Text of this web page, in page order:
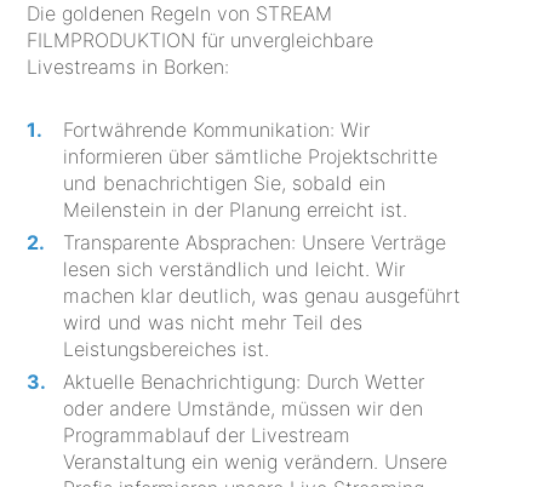
Die goldenen Regeln von STREAM
FILMPRODUKTION für unvergleichbare
Livestreams in Borken:
Fortwährende Kommunikation: Wir
informieren über sämtliche Projektschritte
und benachrichtigen Sie, sobald ein
Meilenstein in der Planung erreicht ist.
Transparente Absprachen: Unsere Verträge
lesen sich verständlich und leicht. Wir
machen klar deutlich, was genau ausgeführt
wird und was nicht mehr Teil des
Leistungsbereiches ist.
Aktuelle Benachrichtigung: Durch Wetter
oder andere Umstände, müssen wir den
Programmablauf der Livestream
Veranstaltung ein wenig verändern. Unsere